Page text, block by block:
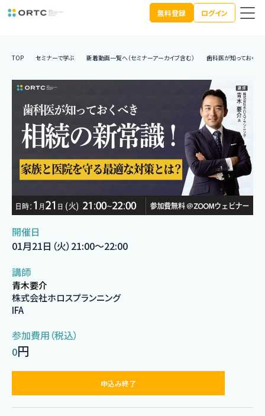
無料登録 ログイン
TOP セミナーで学ぶ 新着動画一覧へ（セミナーアーカイブ含む） 歯科医が知っておくべ
開催日
01月21日（火）21:00〜22:00
講師
青木要介
株式会社ホロスプランニング
IFA
参加費用（税込）
0円
申込み終了